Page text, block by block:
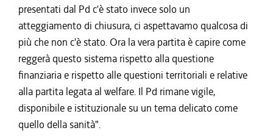
presentati dal Pd c'è stato invece solo un
atteggiamento di chiusura, ci aspettavamo qualcosa di
più che non c'è stato. Ora la vera partita è capire come
reggerà questo sistema rispetto alla questione
finanziaria e rispetto alle questioni territoriali e relative
alla partita legata al welfare. Il Pd rimane vigile,
disponibile e istituzionale su un tema delicato come
quello della sanità".